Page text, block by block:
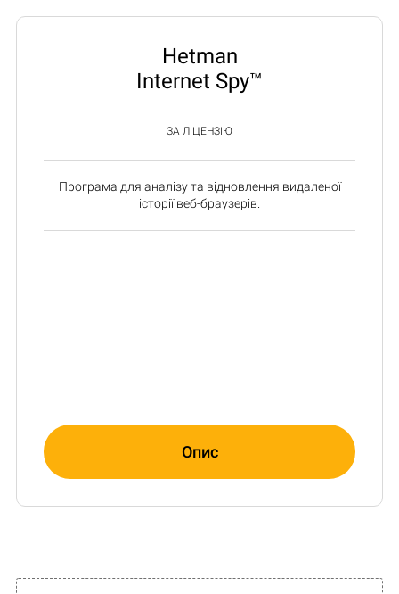
Hetman
Internet Spy™
ЗА ЛІЦЕНЗІЮ
Програма для аналізу та відновлення видаленої
історії веб-браузерів.
Опис